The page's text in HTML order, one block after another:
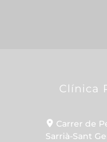
Clínica
Carrer de
Sarrià-Sant